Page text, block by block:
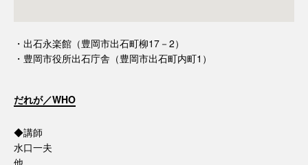
・出石永楽館（豊岡市出石町柳17－2）
・豊岡市役所出石庁舎（豊岡市出石町内町1）
だれが／WHO
◆講師
水口一夫
他